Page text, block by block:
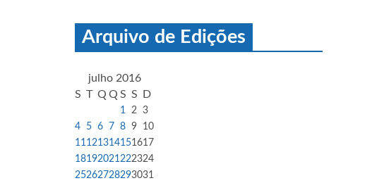
Arquivo de Edições
julho 2016
S T Q Q S S D
1 2 3
4
5 6 7 8 9
10
11121314151617
18192021222324
25262728293031